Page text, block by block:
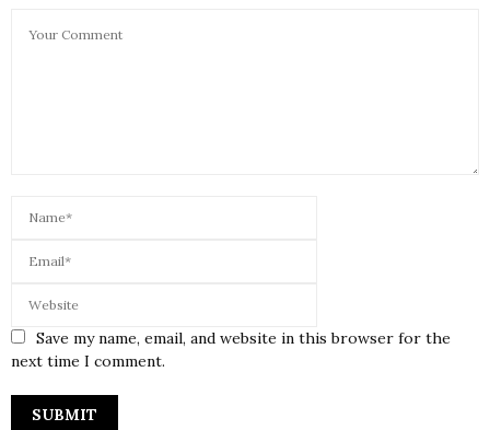
Save my name, email, and website in this browser for the
next time I comment.